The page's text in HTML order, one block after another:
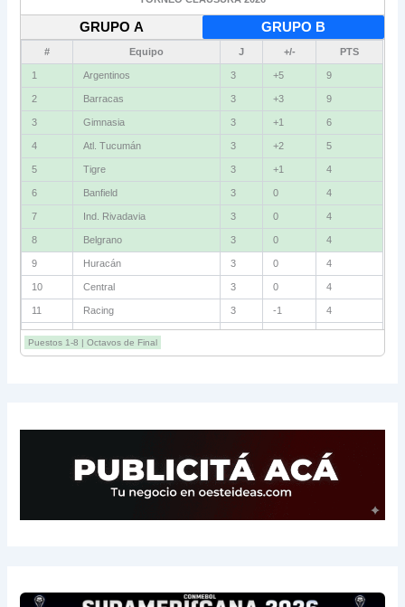
GRUPO A GRUPO B
# Equipo J +/- PTS
1 Vélez 3 +4 9
2 Independiente 3 +2 6
3 Gimnasia (M) 3 +2 6
4 Instituto 3 +1 6
5 Newell's 3 0 4
6 Unión 3 -1 4
7 Boca 3 -2 4
8 Defensa 3 -2 4
9 Talleres 3 +1 3
10 Riestra 3 +1 3
11 Estudiantes 3 0 3
12 Lanús
13 San Lorenzo 3 -1 3
Puestos 1-8 | Octavos de Final